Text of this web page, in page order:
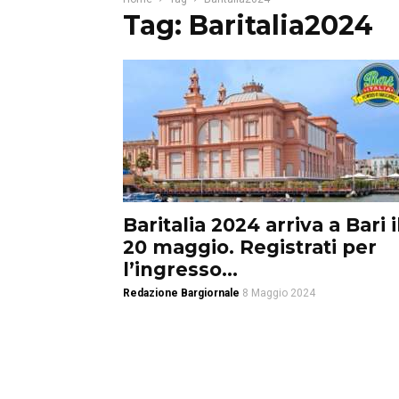
Tag: Baritalia2024
Baritalia 2024 arriva a Bari
20 maggio. Registrati per
l’ingresso...
Redazione Bargiornale 8 Maggio 2024